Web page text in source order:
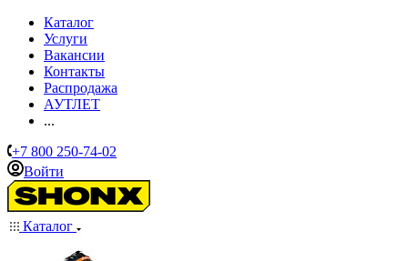
Каталог
Услуги
Вакансии
Контакты
Распродажа
АУТЛЕТ
...
+7 800 250-74-02
Войти
Каталог